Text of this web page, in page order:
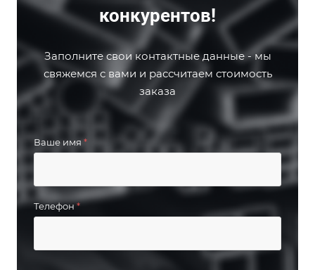
конкурентов!
Заполните свои контактные данные - мы
свяжемся с вами и рассчитаем стоимость
заказа
Ваше имя *
Телефон*